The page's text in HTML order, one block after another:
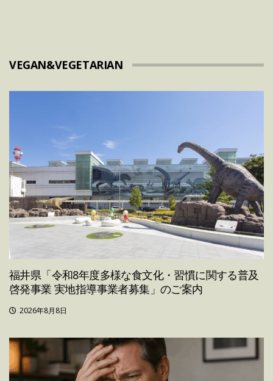
VEGAN&VEGETARIAN
福井県「令和8年度多様な食文化・習慣に関する普及
啓発事業 実地指導事業者募集」のご案内
2026年8月8日